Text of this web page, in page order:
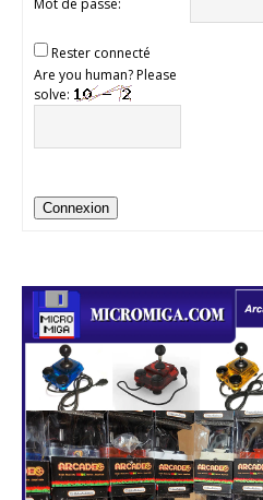
Mot de passe:
Rester connecté
Are you human? Please
solve:
Connexion